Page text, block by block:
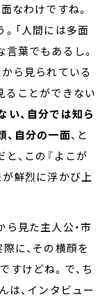
なわけですね。
「人間には多面
葉でもあるし。
ら見られている
ことができない
い、自分では知ら
、自分の一面、と
、この『よこが
が鮮烈に浮かび上
ら見た主人公・市
に、その横顔を
すけどね。で、ち
は、インタビュー